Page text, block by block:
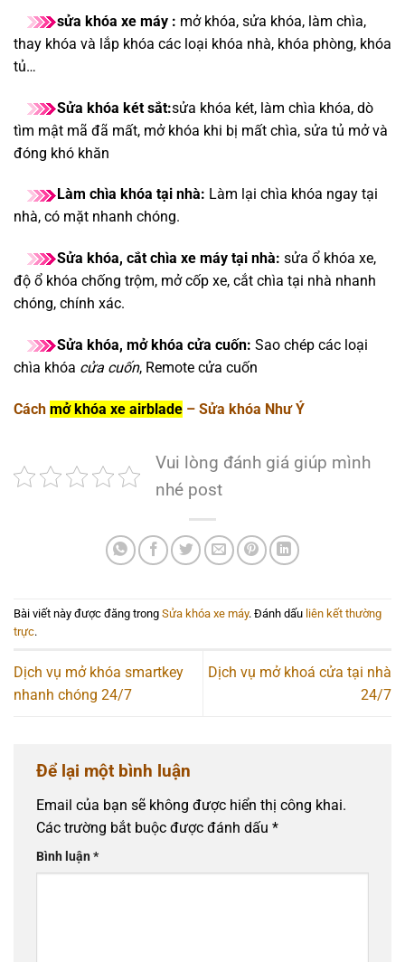
sửa khóa xe máy : mở khóa, sửa khóa, làm chìa,
thay khóa và lắp khóa các loại khóa nhà, khóa phòng, khóa
tủ…
Sửa khóa két sắt:sửa khóa két, làm chìa khóa, dò
tìm mật mã đã mất, mở khóa khi bị mất chìa, sửa tủ mở và
đóng khó khăn
Làm chìa khóa tại nhà: Làm lại chìa khóa ngay tại
nhà, có mặt nhanh chóng.
Sửa khóa, cắt chìa xe máy tại nhà: sửa ổ khóa xe,
độ ổ khóa chống trộm, mở cốp xe, cắt chìa tại nhà nhanh
chóng, chính xác.
Sửa khóa, mở khóa cửa cuốn: Sao chép các loại
chìa khóa cửa cuốn, Remote cửa cuốn
Cách mở khóa xe airblade – Sửa khóa Như Ý
Vui lòng đánh giá giúp mình
nhé post
Bài viết này được đăng trong Sửa khóa xe máy. Đánh dấu liên kết thường
trực.
Dịch vụ mở khóa smartkey
nhanh chóng 24/7
Dịch vụ mở khoá cửa tại nhà
24/7
Để lại một bình luận
Email của bạn sẽ không được hiển thị công khai.
Các trường bắt buộc được đánh dấu *
Bình luận*